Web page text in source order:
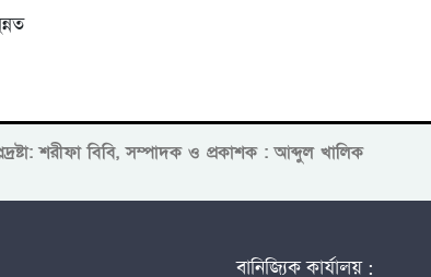
শরীফা বিবি, সম্পাদক ও প্রকাশক : আব্দুল খালিক
বানিজ্যিক কার্যালয় :